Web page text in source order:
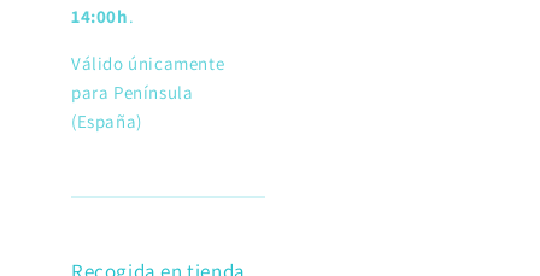
14:00h.
Válido únicamente
para Península
(España)